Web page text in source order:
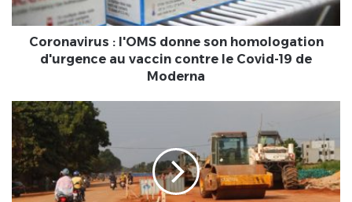
au
vaccin
contre
de
Moderna
Coronavirus : l'OMS donne son homologation
d'urgence au vaccin contre le Covid-19 de
Moderna
Togo
Route
Lomé-
Aného.
Où